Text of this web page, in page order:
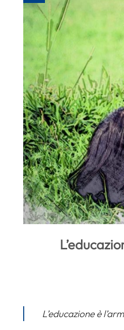
L’educazione è